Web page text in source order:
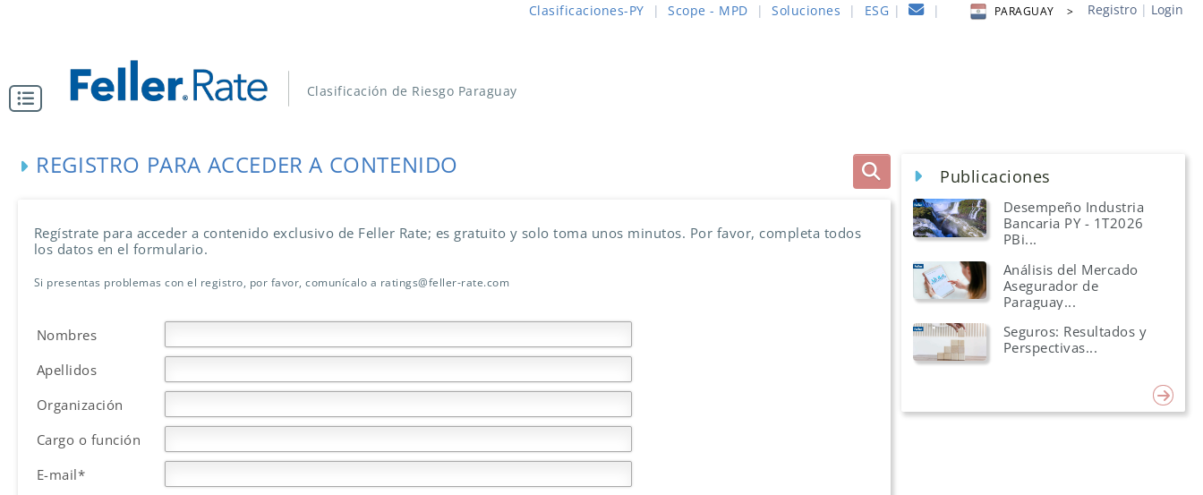
Clasificación de Riesgo Paraguay
Clasificaciones-PY |Scope - MPD |Soluciones | ESG | | PARAGUAY > Registro| Login
REGISTRO PARA ACCEDER A CONTENIDO
Regístrate para acceder a contenido exclusivo de Feller Rate; es gratuito y solo toma unos minutos. Por favor, completa todos
los datos en el formulario.
Si presentas problemas con el registro, por favor, comunícalo a ratings@feller-rate.com
Nombres
Apellidos
Organización
Cargo o función
E-mail*
Publicaciones
Desempeño Industria
Bancaria PY - 1T2026
PBi...
Análisis del Mercado
Asegurador de
Paraguay...
Seguros: Resultados y
Perspectivas...